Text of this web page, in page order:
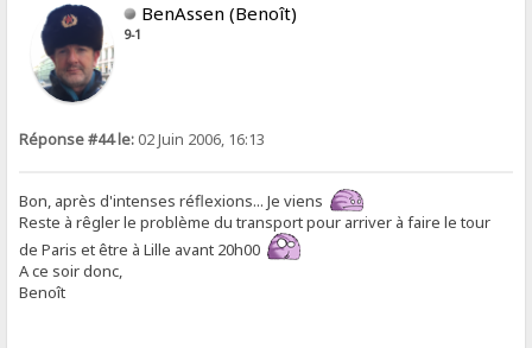
BenAssen (Benoît)
9-1
Réponse #44 le: 02 Juin 2006, 16:13
Bon, après d'intenses réflexions... Je viens
Reste à rêgler le problème du transport pour arriver à faire le tour
de Paris et être à Lille avant 20h00
A ce soir donc,
Benoît